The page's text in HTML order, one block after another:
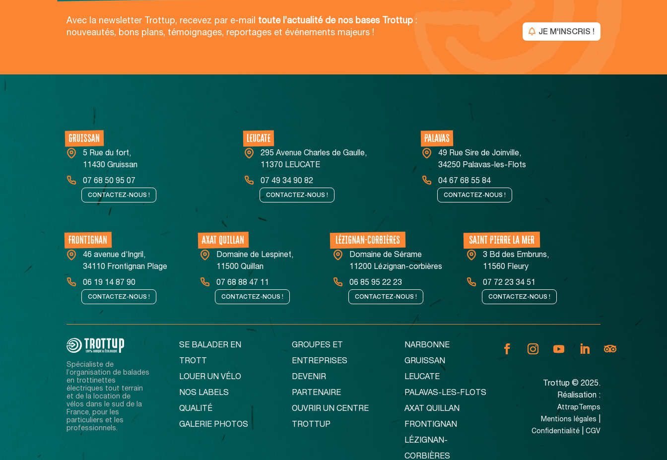
Avec la newsletter Trottup, recevez par e-mail toute l’actualité de nos bases Trottup :
nouveautés, bons plans, témoignages, reportages et événements majeurs !
JE M'INSCRIS !
GRUISSAN
5 Rue du fort,
11430 Gruissan
07 68 50 95 07
CONTACTEZ-NOUS !
LEUCATE
295 Avenue Charles de Gaulle,
11370 LEUCATE
07 49 34 90 82
CONTACTEZ-NOUS !
PALAVAS
49 Rue Sire de Joinville,
34250 Palavas-les-Flots
04 67 68 55 84
CONTACTEZ-NOUS !
FRONTIGNAN
46 avenue d’Ingril,
34110 Frontignan Plage
06 19 14 87 90
CONTACTEZ-NOUS !
AXAT QUILLAN
Domaine de Lespinet,
11500 Quillan
07 68 88 47 11
CONTACTEZ-NOUS !
LÉZIGNAN-CORBIÈRES
Domaine de Sérame
11200 Lézignan-corbières
06 85 95 22 23
CONTACTEZ-NOUS !
SAINT PIERRE LA MER
3 Bd des Embruns,
11560 Fleury
07 72 23 34 51
CONTACTEZ-NOUS !
Spécialiste de
l’organisation de balades
en trottinettes
électriques tout terrain
et de la location de
vélos dans le sud de la
France, pour les
particuliers et les
professionnels.
SE BALADER EN
TROTT
LOUER UN VÉLO
NOS LABELS
QUALITÉ
GALERIE PHOTOS
GROUPES ET
ENTREPRISES
DEVENIR
PARTENAIRE
OUVRIR UN CENTRE
TROTTUP
NARBONNE
GRUISSAN
LEUCATE
PALAVAS-LES-FLOTS
AXAT QUILLAN
FRONTIGNAN
LÉZIGNAN-
CORBIÈRES
Trottup © 2025.
Réalisation :
AttrapTemps
Mentions légales
Confidentialité| CGV